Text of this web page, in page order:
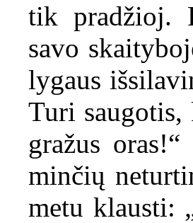
tik pradžioj.
savo
lygaus
Turi saugotis,
gražus
minčių
metu klausti: